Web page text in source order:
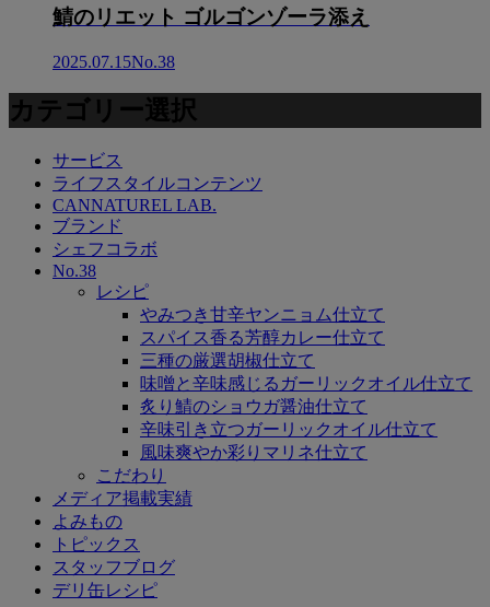
鯖のリエット ゴルゴンゾーラ添え
2025.07.15No.38
カテゴリー選択
サービス
ライフスタイルコンテンツ
CANNATUREL LAB.
ブランド
シェフコラボ
No.38
レシピ
やみつき甘辛ヤンニョム仕立て
スパイス香る芳醇カレー仕立て
三種の厳選胡椒仕立て
味噌と辛味感じるガーリックオイル仕立て
炙り鯖のショウガ醤油仕立て
辛味引き立つガーリックオイル仕立て
風味爽やか彩りマリネ仕立て
こだわり
メディア掲載実績
よみもの
トピックス
スタッフブログ
デリ缶レシピ